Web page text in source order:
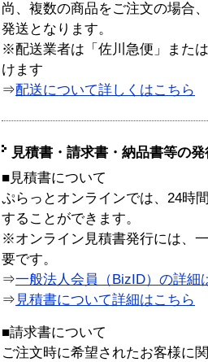
尚、複数の商品をご注文の場合
発送となります。
※配送業者は「佐川急便」また
けます
⇒配送について詳しくはこちら
見積書・請求書・納品書等の
■見積書について
ぷらっとオンラインでは、24時
することができます。
※オンライン見積書発行には、
要です。
⇒一般法人会員（BizID）の詳細
⇒ 見積書について詳細はこちら
■請求書について
ご注文時に希望されたお客様に